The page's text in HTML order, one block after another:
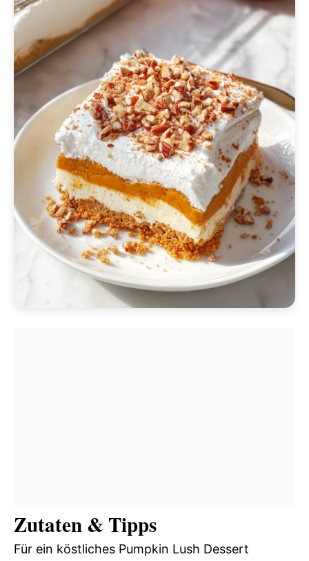
Zutaten & Tipps
Für ein köstliches Pumpkin Lush Dessert